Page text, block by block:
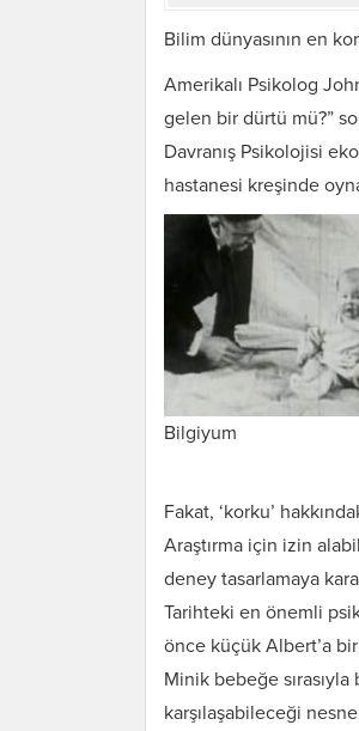
Bilim dünyasının en
Amerikalı Psikolog
gelen bir dürtü mü?”
Davranış Psikolojisi
hastanesi kreşinde
Bilgiyum
Fakat, ‘korku’
Araştırma için izin
deney tasarlamaya
Tarihteki en önemli
önce küçük Albert’a
Minik bebeğe
karşılaşabileceği